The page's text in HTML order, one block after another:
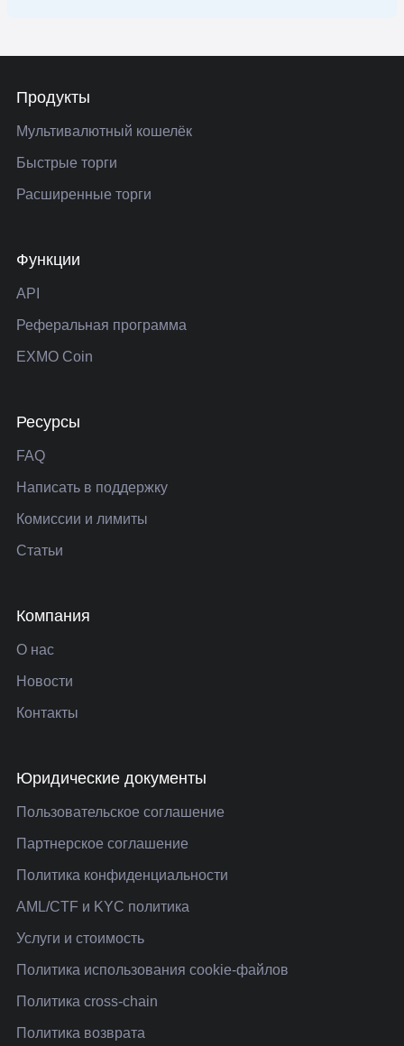
Продукты
Мультивалютный кошелёк
Быстрые торги
Расширенные торги
Функции
API
Реферальная программа
EXMO Coin
Ресурсы
FAQ
Написать в поддержку
Комиссии и лимиты
Статьи
Компания
О нас
Новости
Контакты
Юридические документы
Пользовательское соглашение
Партнерское соглашение
Политика конфиденциальности
AML/CTF и KYC политика
Услуги и стоимость
Политика использования cookie-файлов
Политика cross-chain
Политика возврата